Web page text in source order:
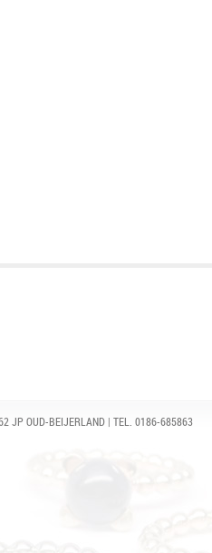
JP OUD-BEIJERLAND | TEL. 0186-685863